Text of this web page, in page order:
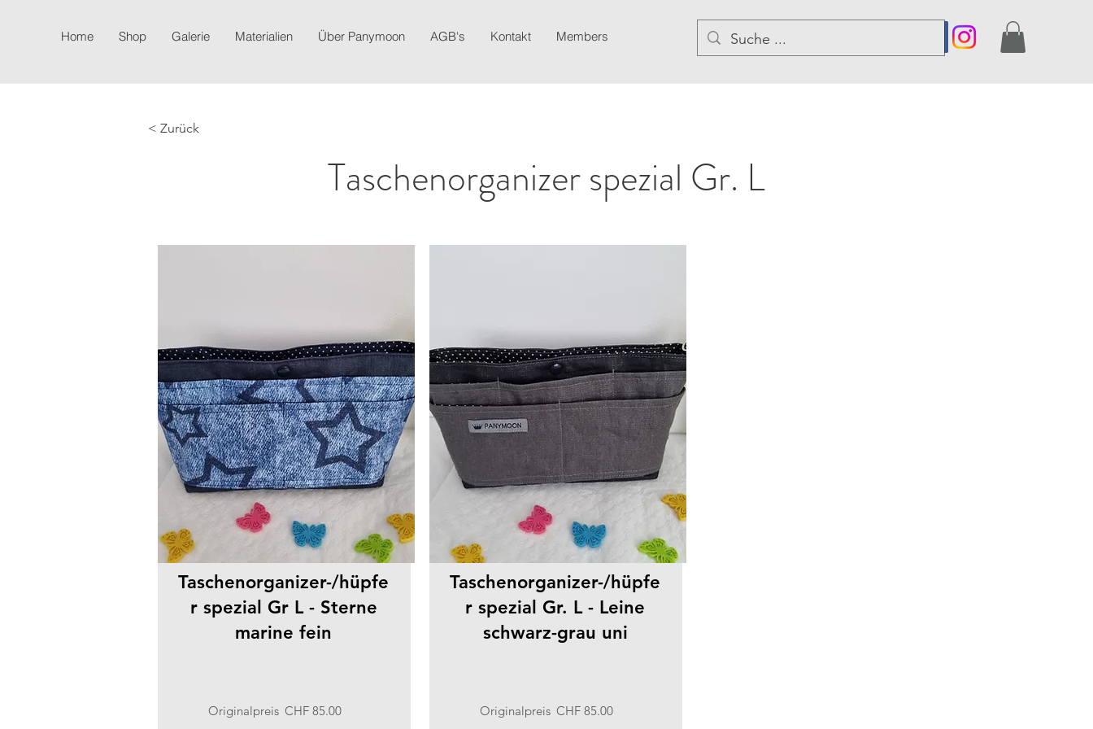
Home Shop Galerie Materialien Über Panymoon AGB's Kontakt Members Newsletter
< Zurück
Taschenorganizer spezial Gr. L
Taschenorganizer-/hüpfe
r spezial Gr L - Sterne
marine fein
Originalpreis CHF 85.00
Taschenorganizer-/hüpfe
r spezial Gr. L - Leine
schwarz-grau uni
Originalpreis CHF 85.00